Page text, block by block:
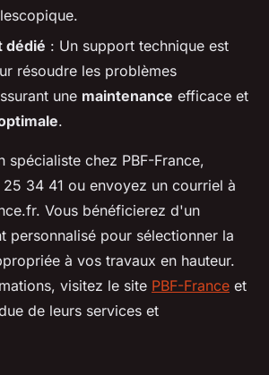
dédié : Un support technique est
résoudre les problèmes
une maintenance efficace et
.
spécialiste chez PBF-France,
34 41 ou envoyez un courriel à
. Vous bénéficierez d'un
personnalisé pour sélectionner la
à vos travaux en hauteur.
visitez le site PBF-France et
de leurs services et